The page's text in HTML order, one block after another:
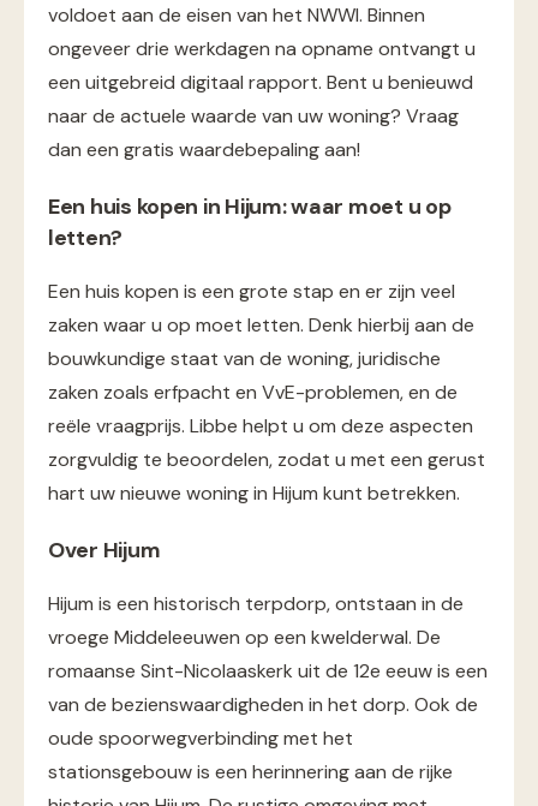
voldoet aan de eisen van het NWWI. Binnen
ongeveer drie werkdagen na opname ontvangt u
een uitgebreid digitaal rapport. Bent u benieuwd
naar de actuele waarde van uw woning? Vraag
dan een gratis waardebepaling aan!
Een huis kopen in Hijum: waar moet u op
letten?
Een huis kopen is een grote stap en er zijn veel
zaken waar u op moet letten. Denk hierbij aan de
bouwkundige staat van de woning, juridische
zaken zoals erfpacht en VvE-problemen, en de
reële vraagprijs. Libbe helpt u om deze aspecten
zorgvuldig te beoordelen, zodat u met een gerust
hart uw nieuwe woning in Hijum kunt betrekken.
Over Hijum
Hijum is een historisch terpdorp, ontstaan in de
vroege Middeleeuwen op een kwelderwal​. De
romaanse Sint-Nicolaaskerk uit de 12e eeuw is een
van de bezienswaardigheden in het dorp​. Ook de
oude spoorwegverbinding met het
stationsgebouw is een herinnering aan de rijke